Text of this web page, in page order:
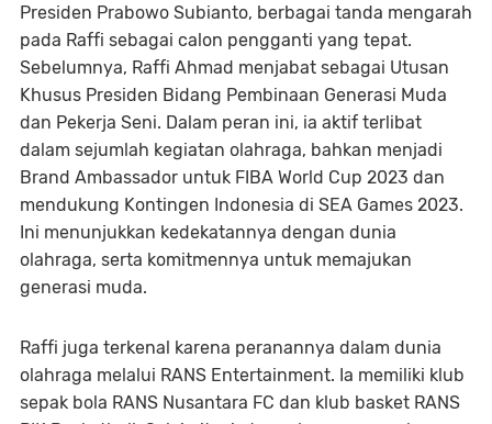
Presiden Prabowo Subianto, berbagai tanda mengarah
pada Raffi sebagai calon pengganti yang tepat.
Sebelumnya, Raffi Ahmad menjabat sebagai Utusan
Khusus Presiden Bidang Pembinaan Generasi Muda
dan Pekerja Seni. Dalam peran ini, ia aktif terlibat
dalam sejumlah kegiatan olahraga, bahkan menjadi
Brand Ambassador untuk FIBA World Cup 2023 dan
mendukung Kontingen Indonesia di SEA Games 2023.
Ini menunjukkan kedekatannya dengan dunia
olahraga, serta komitmennya untuk memajukan
generasi muda.
Raffi juga terkenal karena peranannya dalam dunia
olahraga melalui RANS Entertainment. Ia memiliki klub
sepak bola RANS Nusantara FC dan klub basket RANS